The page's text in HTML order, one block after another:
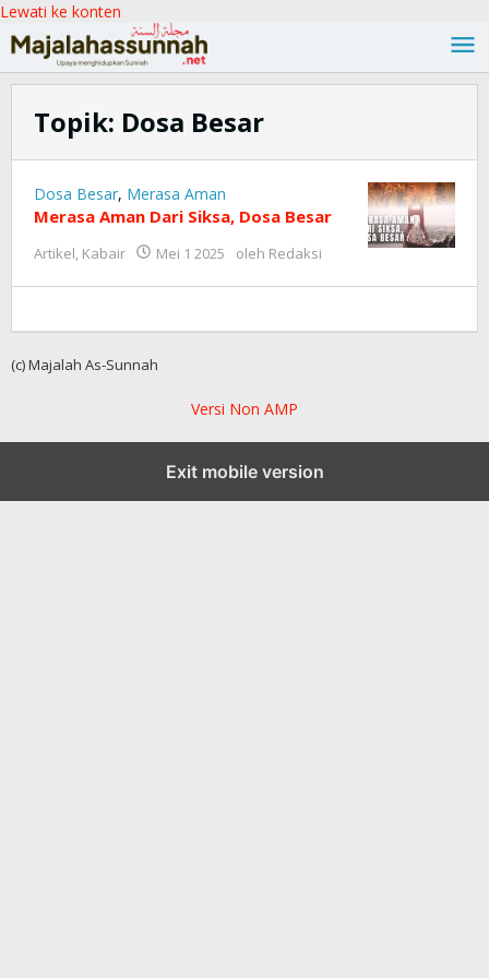
Lewati ke konten
Topik: Dosa Besar
Dosa Besar, Merasa Aman
Merasa Aman Dari Siksa, Dosa Besar
Artikel, Kabair Mei 1 2025 oleh Redaksi
(c) Majalah As-Sunnah
Versi Non AMP
Exit mobile version